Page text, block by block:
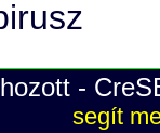
-
segít